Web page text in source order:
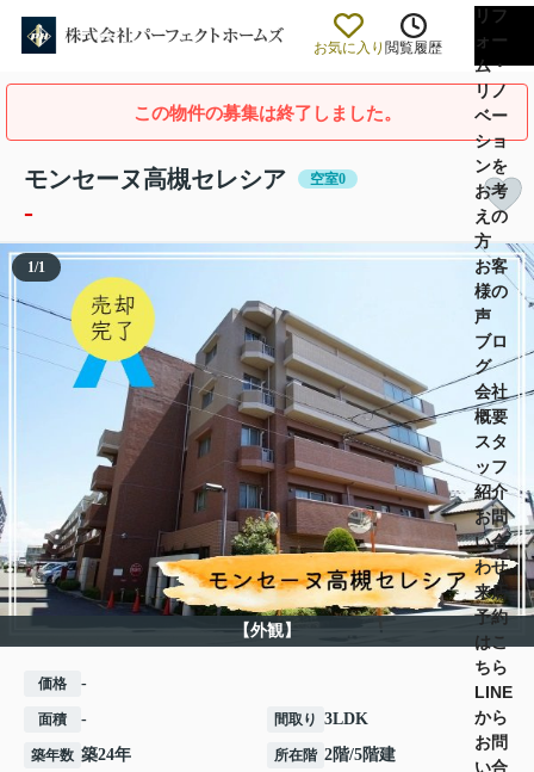
お気に入り 閲覧履歴
リフ
ォー
ム・
リノ
ベー
ショ
ンを
お考
えの
方
お客
様の
声
ブロ
グ
会社
概要
スタ
ッフ
紹介
お問
い合
わせ
来店
予約
はこ
ちら
LINE
から
お問
い合
この物件の募集は終了しました。
モンセーヌ高槻セレシア 空室0
-
【外観】
1/1
価格 -
面積 - 間取り 3LDK
築年数 築24年 所在階 2階/5階建